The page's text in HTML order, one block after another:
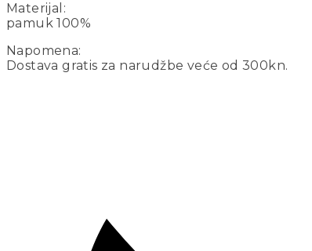
Materijal:
pamuk 100%
Napomena:
Dostava gratis za narudžbe veće od 300kn.